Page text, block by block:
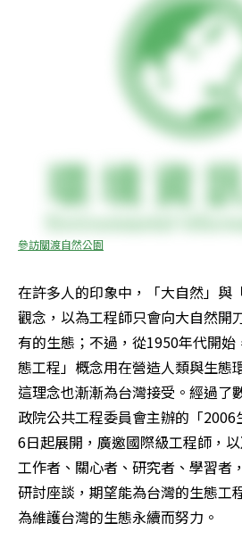
參訪關渡自然公園
在許多人的印象中，「大自然」與
觀念，以為工程師只會向大自然開
有的生態；不過，從1950年代開
態工程」概念用在營造人類與生態
這理念也漸漸為台灣接受。經過了
政院公共工程委員會主辦的「2006
6日起展開，廣邀國際級工程師，
工作者、關心者、研究者、學習者
研討座談，期望能為台灣的生態工
為維護台灣的生態永續而努力。